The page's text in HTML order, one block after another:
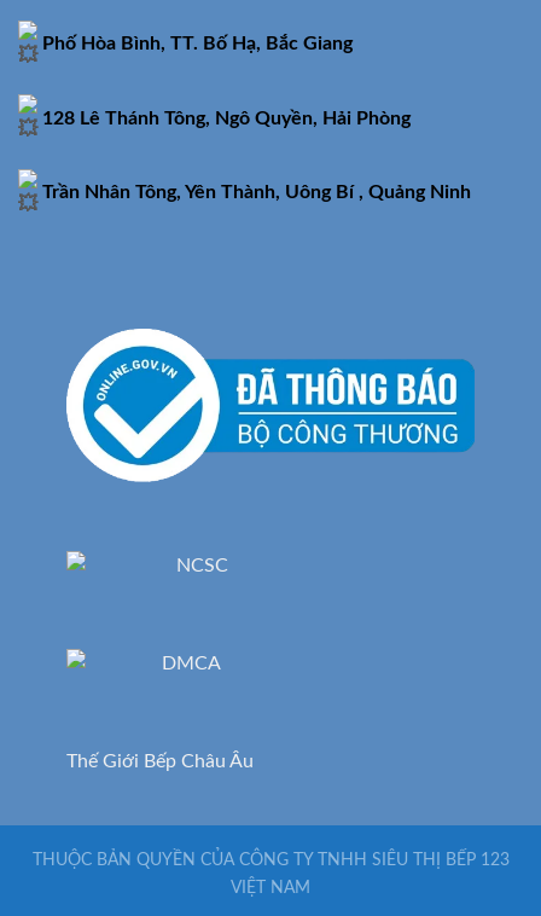
Phố Hòa Bình, TT. Bố Hạ, Bắc Giang
128 Lê Thánh Tông, Ngô Quyền, Hải Phòng
Trần Nhân Tông, Yên Thành, Uông Bí , Quảng Ninh
Thế Giới Bếp Châu Âu
THUỘC BẢN QUYỀN CỦA CÔNG TY TNHH SIÊU THỊ BẾP 123
VIỆT NAM